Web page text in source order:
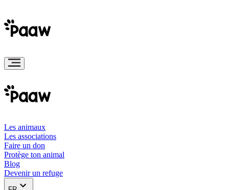
Les animaux
Les associations
Faire un don
Protège ton animal
Blog
Devenir un refuge